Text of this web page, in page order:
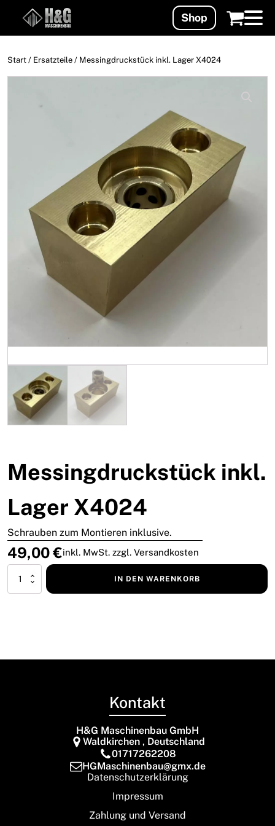
Shop
Start / Ersatzteile / Messingdruckstück inkl. Lager X4024
Messingdruckstück inkl.
Lager X4024
Schrauben zum Montieren inklusive.
49,00€inkl. MwSt. zzgl. Versandkosten
Messingdruckstück
IN DEN WARENKORB
Kontakt
H&G Maschinenbau GmbH
Waldkirchen , Deutschland
01717262208
HGMaschinenbau@gmx.de
Datenschutzerklärung
Impressum
Zahlung und Versand